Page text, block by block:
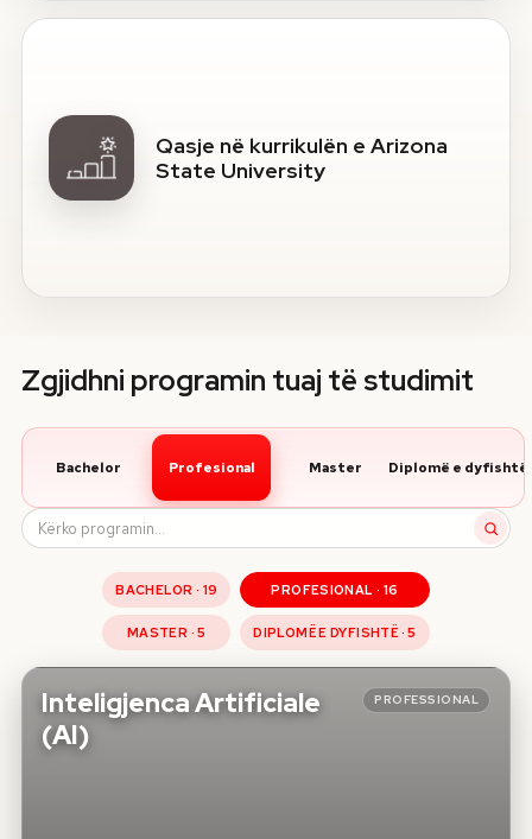
Qasje në kurrikulën e Arizona
State University
Zgjidhni programin tuaj të studimit
Bachelor Profesional Master Diplomë e dyfishtë
Kërko programin
BACHELOR · 19 PROFESIONAL · 16
MASTER ·5 DIPLOMË E DYFISHTË ·5
Inteligjenca Artificiale
(AI)
PROFESSIONAL